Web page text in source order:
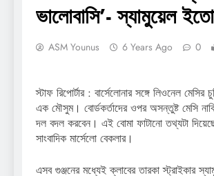
ভালোবাসি’- স্যামুয়েল ইতো
ASM Younus 6 Years Ago 0
স্টাফ রিপোর্টার : বার্সেলোনার সঙ্গে লিওনেল
এক মৌসুম। বোর্ডকর্তাদের ওপর অসন্তুষ্ট মেসি
দল বদল করবেন। এই বোমা ফাটানো তথ্যটা
সাংবাদিক মার্সেলো বেকলার।
এসব গুঞ্জনের মধ্যেই ক্লাবের তারকা স্ট্রাইকার